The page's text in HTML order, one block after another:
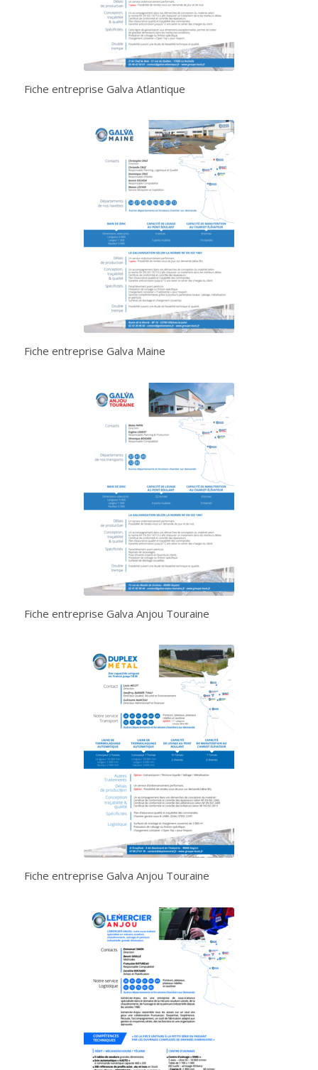
Fiche entreprise Galva Atlantique
Fiche entreprise Galva Maine
Fiche entreprise Galva Anjou Touraine
Fiche entreprise Galva Anjou Touraine